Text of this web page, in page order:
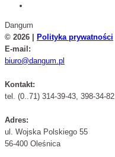
Dangum
© 2026 |
Polityka prywatności
E-mail:
biuro@dangum.pl
Kontakt:
tel. (0..71) 314-39-43, 398-34-82
Adres:
ul. Wojska Polskiego 55
56-400 Oleśnica